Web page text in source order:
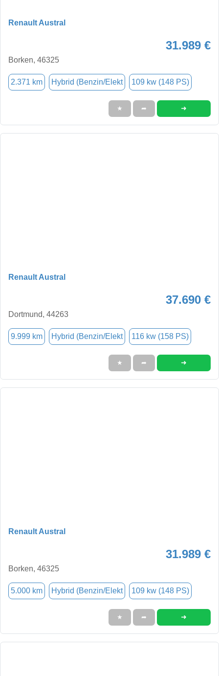
Renault Austral
31.989 €
Borken, 46325
2.371 km Hybrid (Benzin/Elekt 109 kw (148 PS)
★ ➦ ➜
Renault Austral
37.690 €
Dortmund, 44263
9.999 km Hybrid (Benzin/Elekt 116 kw (158 PS)
★ ➦ ➜
Renault Austral
31.989 €
Borken, 46325
5.000 km Hybrid (Benzin/Elekt 109 kw (148 PS)
★ ➦ ➜